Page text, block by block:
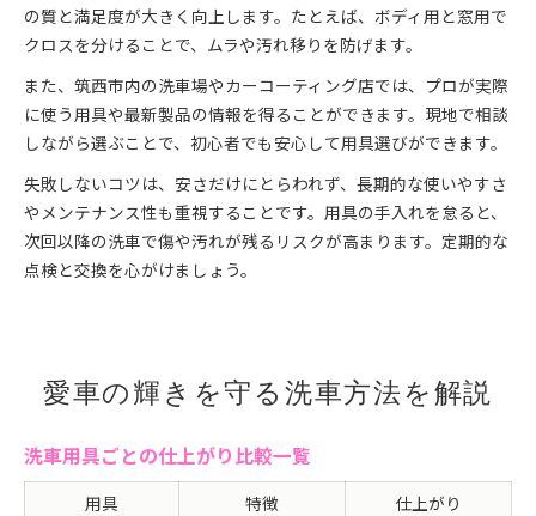
の質と満足度が大きく向上します。たとえば、ボディ用と窓用で
クロスを分けることで、ムラや汚れ移りを防げます。
また、筑西市内の洗車場やカーコーティング店では、プロが実際
に使う用具や最新製品の情報を得ることができます。現地で相談
しながら選ぶことで、初心者でも安心して用具選びができます。
失敗しないコツは、安さだけにとらわれず、長期的な使いやすさ
やメンテナンス性も重視することです。用具の手入れを怠ると、
次回以降の洗車で傷や汚れが残るリスクが高まります。定期的な
点検と交換を心がけましょう。
愛車の輝きを守る洗車方法を解説
洗車用具ごとの仕上がり比較一覧
用具 特徴 仕上がり